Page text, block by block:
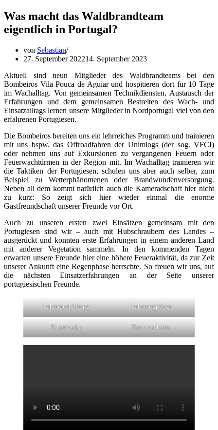
Was macht das Waldbrandteam
eigentlich in Portugal?
von Sebastian
27. September 202214. September 2023
Aktuell sind neun Mitglieder des Waldbrandteams bei den
Bombeiros Vila Pouca de Aguiar und hospitieren dort für 10 Tage
im Wachalltag. Von gemeinsamen Technikdiensten, Austausch der
Erfahrungen und dem gemeinsamen Bestreiten des Wach- und
Einsatzalltags lernen unsere Mitglieder in Nordportugal viel von den
erfahrenen Portugiesen.
Die Bombeiros bereiten uns ein lehrreiches Programm und trainieren
mit uns bspw. das Offroadfahren der Unimiogs (der sog. VFCI)
oder nehmen uns auf Exkursionen zu vergangenen Feuern oder
Feuerwachtürmen in der Region mit. Im Wachalltag trainieren wir
die Taktiken der Portugiesen, schulen uns aber auch selber, zum
Beispiel zu Wetterphänomenen oder Brandwundenversorgung.
Neben all dem kommt natürlich auch die Kameradschaft hier nicht
zu kurz: So zeigt sich hier wieder einmal die enorme
Gastfreundschaft unserer Freunde vor Ort.
Auch zu unseren ersten zwei Einsätzen gemeinsam mit den
Portugiesen sind wir – auch mit Hubschraubern des Landes –
ausgerückt und konnten erste Erfahrungen in einem anderen Land
mit anderer Vegetation sammeln. In den kommenden Tagen
erwarten unsere Freunde hier eine höhere Feueraktivität, da zur Zeit
unserer Ankunft eine Regenphase herrschte. So freuen wir uns, auf
die nächsten Einsatzerfahrungen an der Seite unserer
portugiesischen Freunde.
Fahrerausbildung Fahrzeugpflege
Feuerwache Feuerwachturm